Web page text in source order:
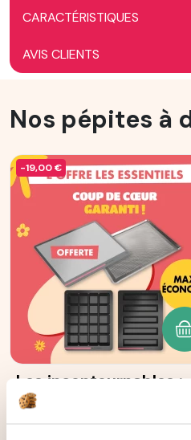
CARACTÉRISTIQUES
AVIS CLIENTS
Nos pépites à
-19,00 €
Les incontournables :
Moule 5 cakes longs